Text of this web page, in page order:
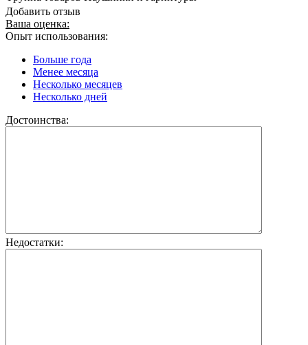
Добавить отзыв
Ваша оценка:
Опыт использования:
Больше года
Менее месяца
Несколько месяцев
Несколько дней
Достоинства:
Недостатки: